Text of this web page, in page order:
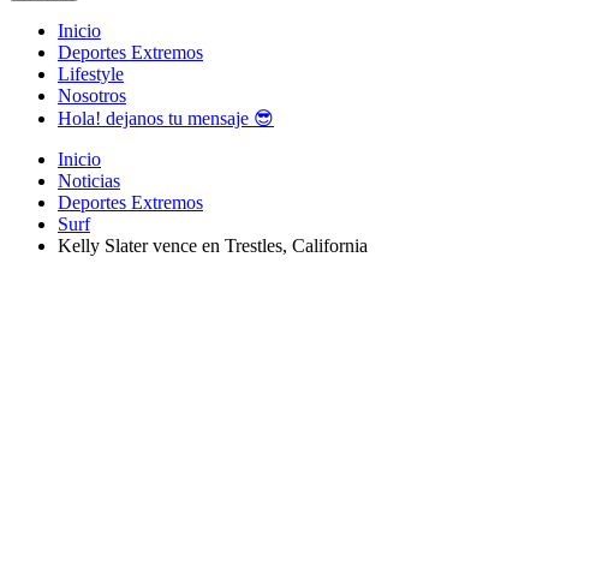
Inicio
Deportes Extremos
Lifestyle
Nosotros
Hola! dejanos tu mensaje 😎
Inicio
Noticias
Deportes Extremos
Surf
Kelly Slater vence en Trestles, California